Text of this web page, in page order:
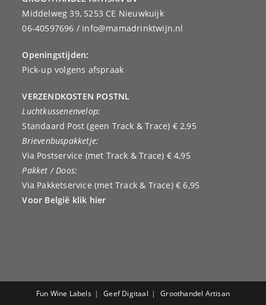
Middelweg 39, 5253 CE Nieuwkuijk
06-40597696 / info@mamadrinktwijn.nl
Openingstijden:
Pick-up volgens afspraak
VERZENDKOSTEN POSTNL
Luchtkussenenvelop:
Standaard Post (geen Track & Trace) € 2,95
Brievenbuspakketje:
Via Postservice (met Track & Trace) € 4,95
Pakket / Doos:
Via Pakketservice (met Track & Trace) € 6,95
Voor België klik hier
Fun Wine Labels Geef Digitaal Groothandel Artisan